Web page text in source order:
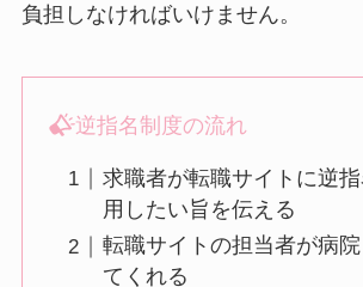
負担しなければいけません。
逆指名制度の流れ
求職者が転職サイトに逆指
用したい旨を伝える
転職サイトの担当者が病
てくれる